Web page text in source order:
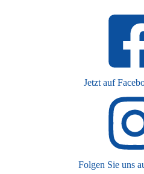
Jetzt auf
Folgen Sie uns